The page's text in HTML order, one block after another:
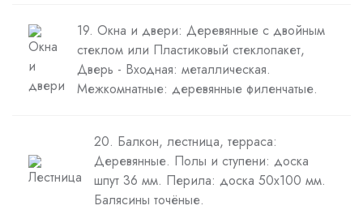
19. Окна и двери: Деревянные с двойным
стеклом или Пластиковый стеклопакет,
Дверь - Входная: металлическая.
Межкомнатные: деревянные филенчатые.
20. Балкон, лестница, терраса:
Деревянные. Полы и ступени: доска
шпут 36 мм. Перила: доска 50х100 мм.
Балясины точёные.